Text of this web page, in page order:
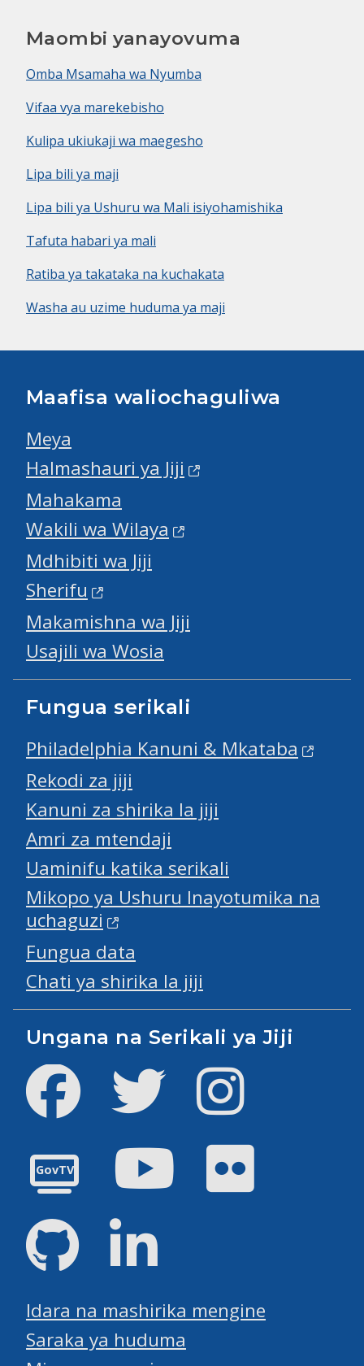
Maombi yanayovuma
Omba Msamaha wa Nyumba
Vifaa vya marekebisho
Kulipa ukiukaji wa maegesho
Lipa bili ya maji
Lipa bili ya Ushuru wa Mali isiyohamishika
Tafuta habari ya mali
Ratiba ya takataka na kuchakata
Washa au uzime huduma ya maji
Maafisa waliochaguliwa
Meya
Halmashauri ya Jiji
Mahakama
Wakili wa Wilaya
Mdhibiti wa Jiji
Sherifu
Makamishna wa Jiji
Usajili wa Wosia
Fungua serikali
Philadelphia Kanuni & Mkataba
Rekodi za jiji
Kanuni za shirika la jiji
Amri za mtendaji
Uaminifu katika serikali
Mikopo ya Ushuru Inayotumika na
uchaguzi
Fungua data
Chati ya shirika la jiji
Ungana na Serikali ya Jiji
Facebook Twitter
GovTV
Youtube
GitHub
Idara na mashirika mengine
Saraka ya huduma